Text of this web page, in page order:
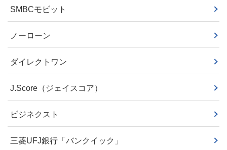
SMBCモビット
ノーローン
ダイレクトワン
J.Score（ジェイスコア）
ビジネクスト
三菱UFJ銀行「バンクイック」